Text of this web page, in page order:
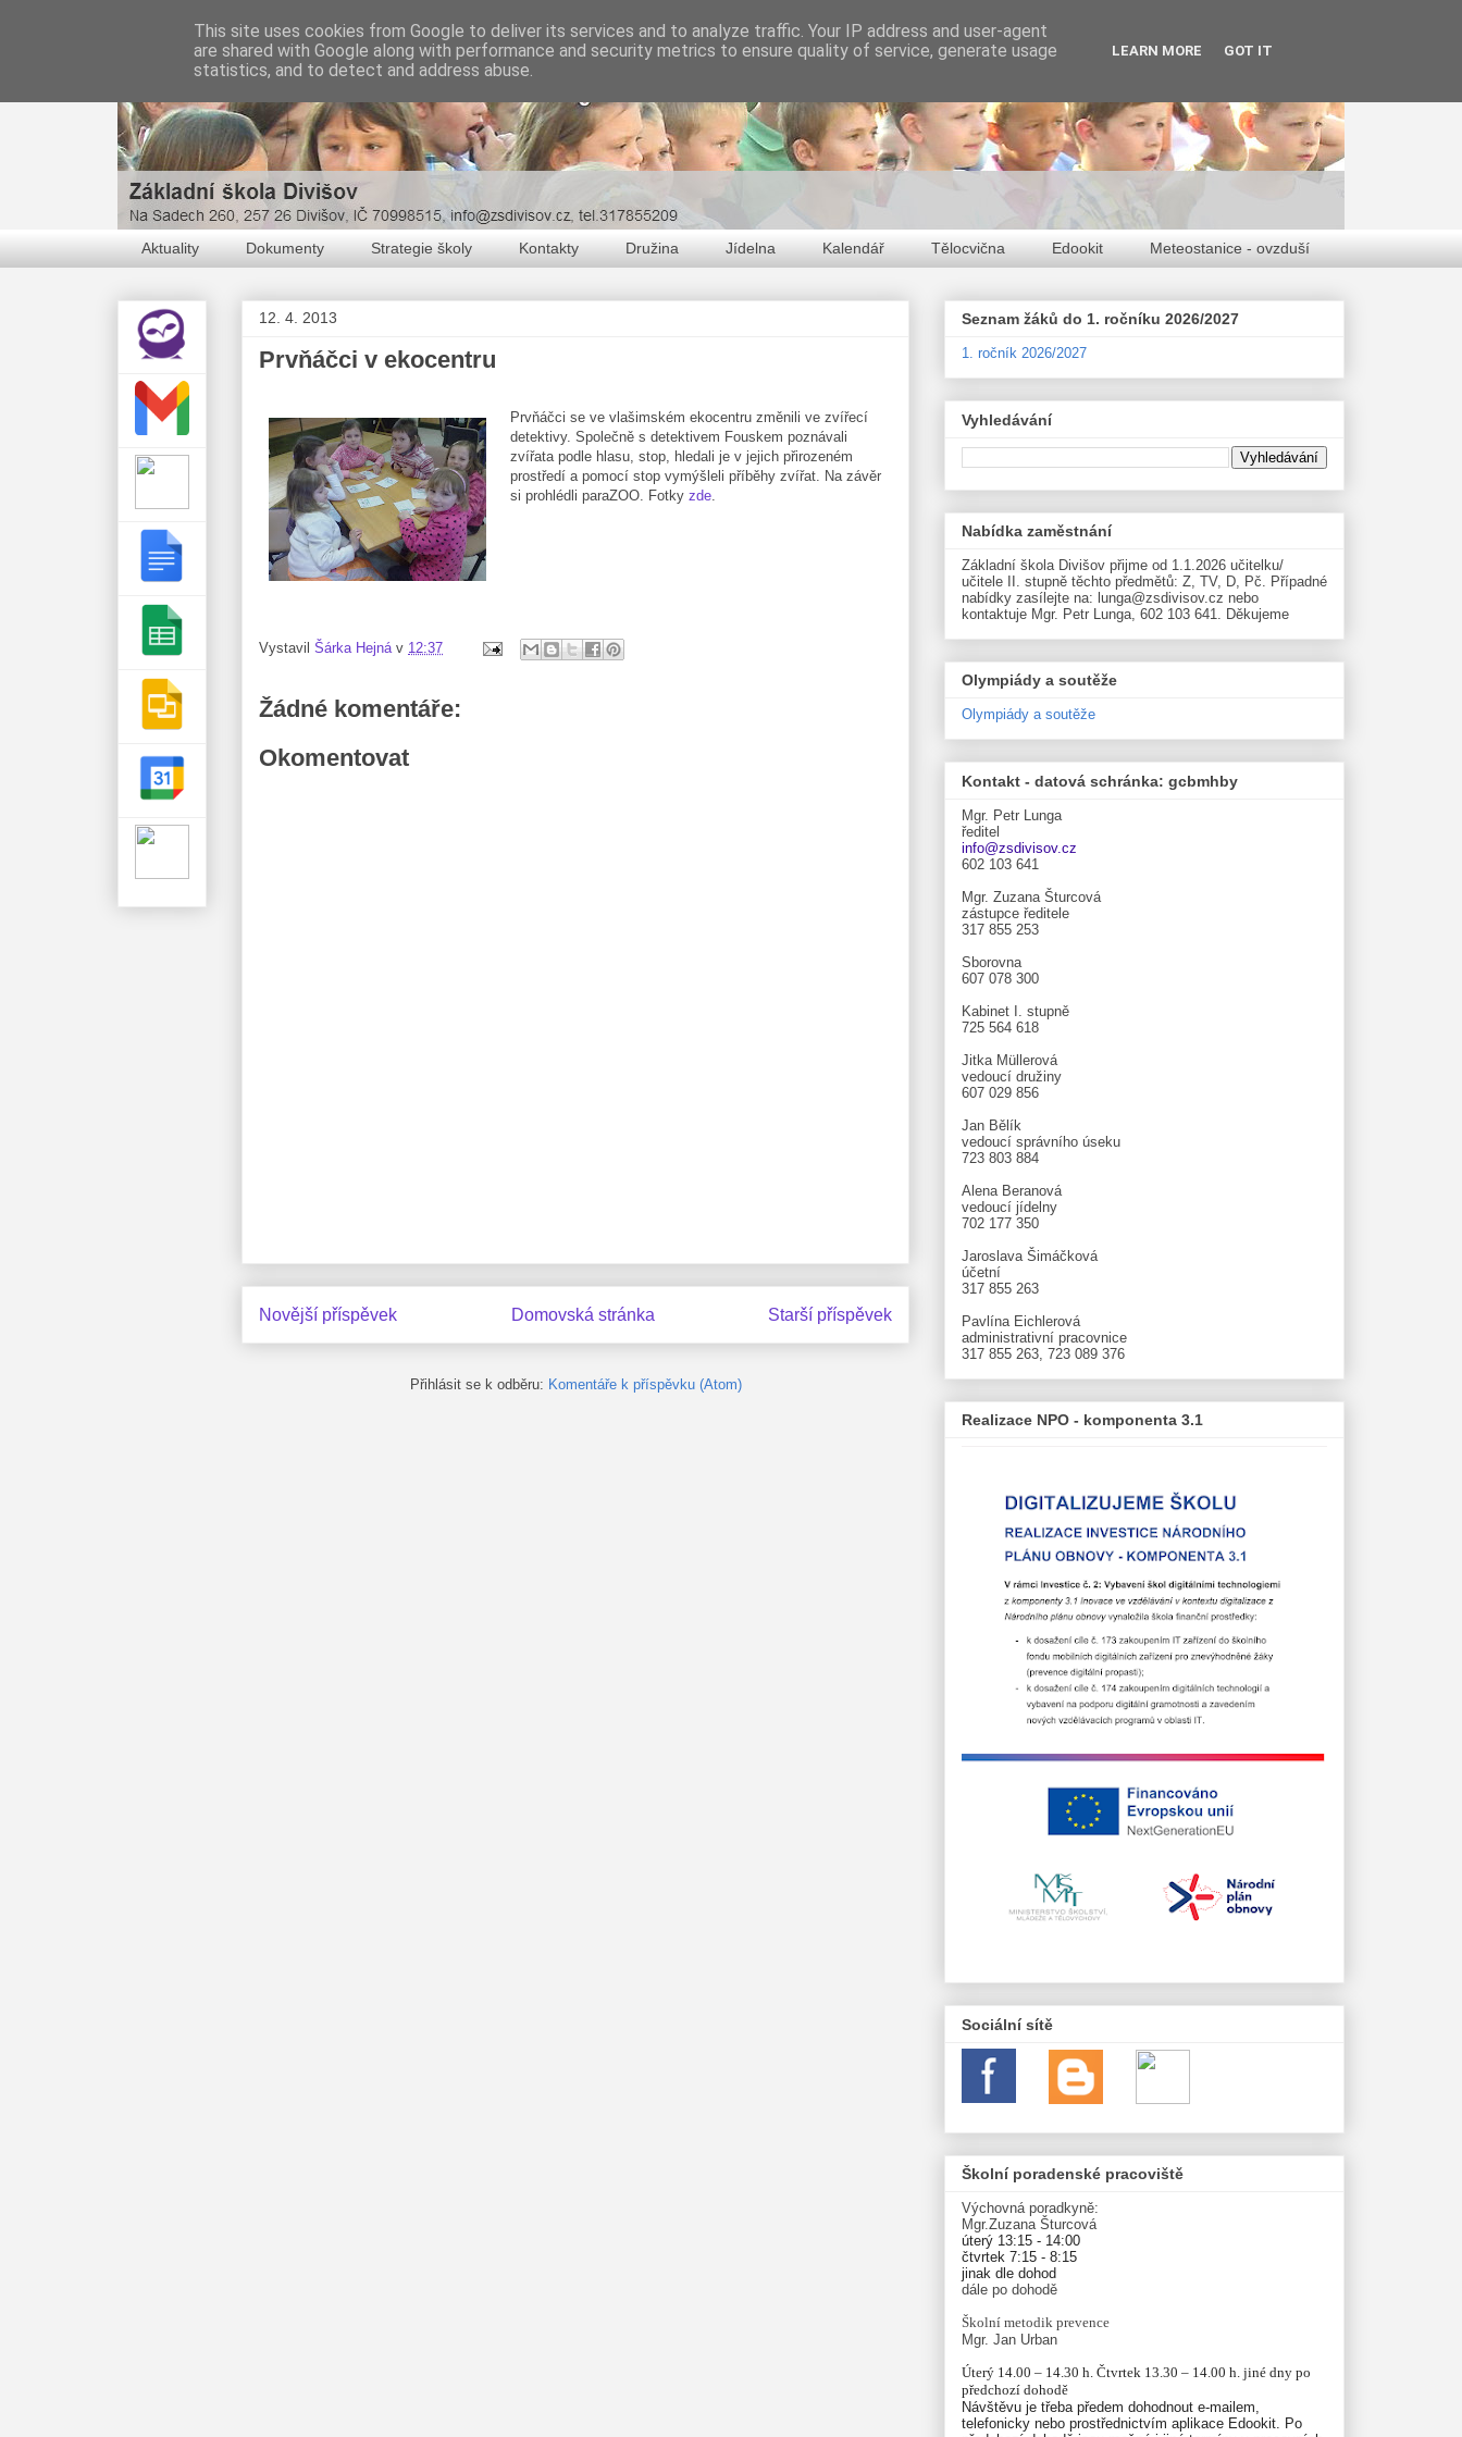
Aktuality Dokumenty Strategie školy Kontakty Družina Jídelna Kalendář Tělocvična Edookit Meteostanice - ovzduší
12. 4. 2013
Prvňáčci v ekocentru
Prvňáčci se ve vlašimském ekocentru změnili ve zvířecí
detektivy. Společně s detektivem Fouskem poznávali
zvířata podle hlasu, stop, hledali je v jejich přirozeném
prostředí a pomocí stop vymýšleli příběhy zvířat. Na závěr
si prohlédli paraZOO. Fotky zde
Vystavil Šárka Hejná v 12:37
Žádné komentáře:
Okomentovat
Novější příspěvek Starší příspěvek
Domovská stránka
Přihlásit se k odběru: Komentáře k příspěvku (Atom)
Seznam žáků do 1. ročníku 2026/2027
1. ročník 2026/2027
Vyhledávání
Nabídka zaměstnání
Základní škola Divišov přijme od 1.1.2026 učitelku/
učitele II. stupně těchto předmětů: Z, TV, D, Pč. Případné
nabídky zasílejte na: lunga@zsdivisov.cz nebo
kontaktuje Mgr. Petr Lunga, 602 103 641. Děkujeme
Olympiády a soutěže
Olympiády a soutěže
Kontakt - datová schránka: gcbmhby
Mgr. Petr Lunga
ředitel
info@zsdivisov.cz
602 103 641
Mgr. Zuzana Šturcová
zástupce ředitele
317 855 253
Sborovna
607 078 300
Kabinet I. stupně
725 564 618
Jitka Müllerová
vedoucí družiny
607 029 856
Jan Bělík
vedoucí správního úseku
723 803 884
Alena Beranová
vedoucí jídelny
702 177 350
Jaroslava Šimáčková
účetní
317 855 263
Pavlína Eichlerová
administrativní pracovnice
317 855 263, 723 089 376
Realizace NPO - komponenta 3.1
Sociální sítě
Školní poradenské pracoviště
Výchovná poradkyně:
Mgr.Zuzana Šturcová
úterý 13:15 - 14:00
čtvrtek 7:15 - 8:15
jinak dle dohod
dále po dohodě
Školní metodik prevence
Mgr. Jan Urban
Úterý 14.00 – 14.30 h. Čtvrtek 13.30 – 14.00 h. jiné dny po
předchozí dohodě
Návštěvu je třeba předem dohodnout e-mailem,
telefonicky nebo prostřednictvím aplikace Edookit. Po
This site uses cookies from Google to deliver its services and to analyze traffic. Your IP address and user-agent
are shared with Google along with performance and security metrics to ensure quality of service, generate usage
statistics, and to detect and address abuse.
LEARN MORE GOT IT